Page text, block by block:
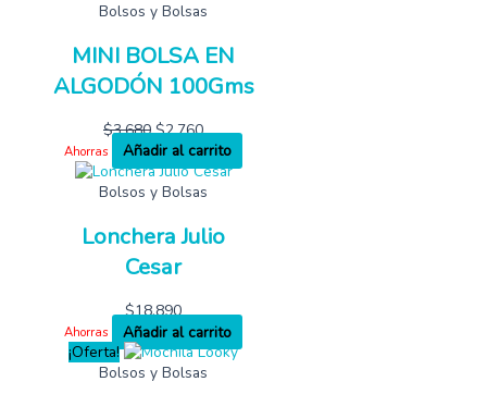
Bolsos y Bolsas
MINI BOLSA EN
ALGODÓN 100Gms
$3,680 $2,760
Ahorras
Añadir al carrito
Bolsos y Bolsas
Lonchera Julio
Cesar
$18,890
Ahorras
Añadir al carrito
¡Oferta!
Bolsos y Bolsas